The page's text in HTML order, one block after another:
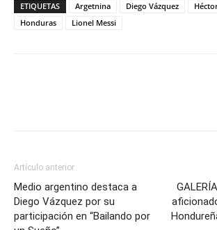
ETIQUETAS Argetnina Diego Vázquez
Honduras
Lionel Messi
Artículo anterior
Medio argentino destaca a
Diego Vázquez por su
participación en “Bailando por